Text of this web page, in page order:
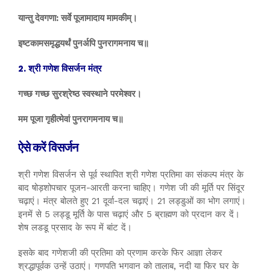
यान्तु देवगणा: सर्वे पूजामादाय मामकीम्।
इष्टकामसमृद्धयर्थं पुनर्अपि पुनरागमनाय च॥
2. श्री गणेश विसर्जन मंत्र
गच्छ गच्छ सुरश्रेष्ठ स्वस्थाने परमेश्वर।
मम पूजा गृहीत्मेवां पुनरागमनाय च॥
ऐसे करें विसर्जन
श्री गणेश विसर्जन से पूर्व स्थापित श्री गणेश प्रतिमा का संकल्प मंत्र के
बाद षोड़शोपचार पूजन-आरती करना चाहिए। गणेश जी की मूर्ति पर सिंदूर
चढ़ाएं। मंत्र बोलते हुए 21 दूर्वा-दल चढ़ाएं। 21 लड्डुओं का भोग लगाएं।
इनमें से 5 लड्डू मूर्ति के पास चढ़ाएं और 5 ब्राह्मण को प्रदान कर दें।
शेष लडडू प्रसाद के रूप में बांट दें।
इसके बाद गणेशजी की प्रतिमा को प्रणाम करके फिर आज्ञा लेकर
श्रद्धापूर्वक उन्हें उठाएं। गणपति भगवान को तालाब, नदी या फिर घर के